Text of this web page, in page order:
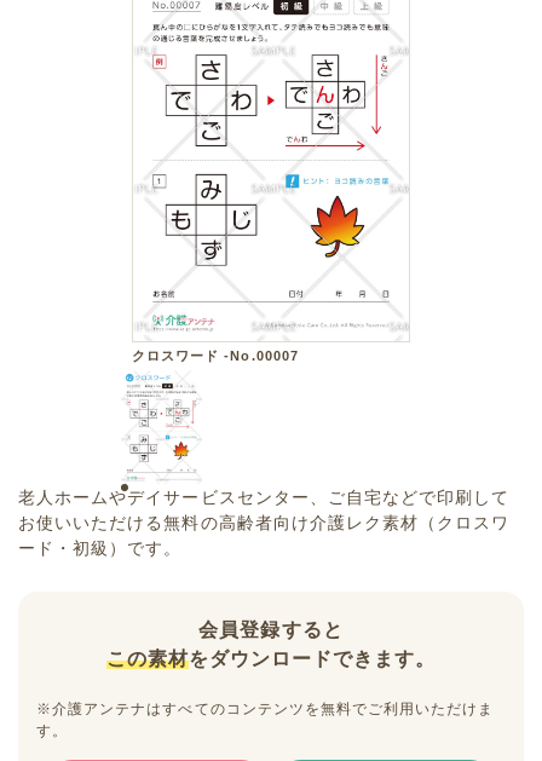
クロスワード -No.00007
老人ホームやデイサービスセンター、ご自宅などで印刷して
お使いいただける無料の高齢者向け介護レク素材（クロスワ
ード・初級）です。
会員登録すると
この素材をダウンロードできます。
※介護アンテナはすべてのコンテンツを無料でご利用いただけま
す。